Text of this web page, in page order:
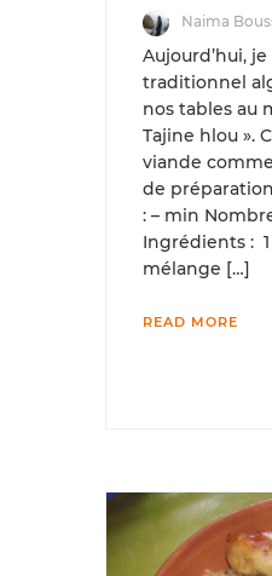
Naima
Aujourd’hui,
traditionnel
nos tables au
Tajine hlou ».
viande
de
: – min
Ingrédients :
mélange […]
READ MORE